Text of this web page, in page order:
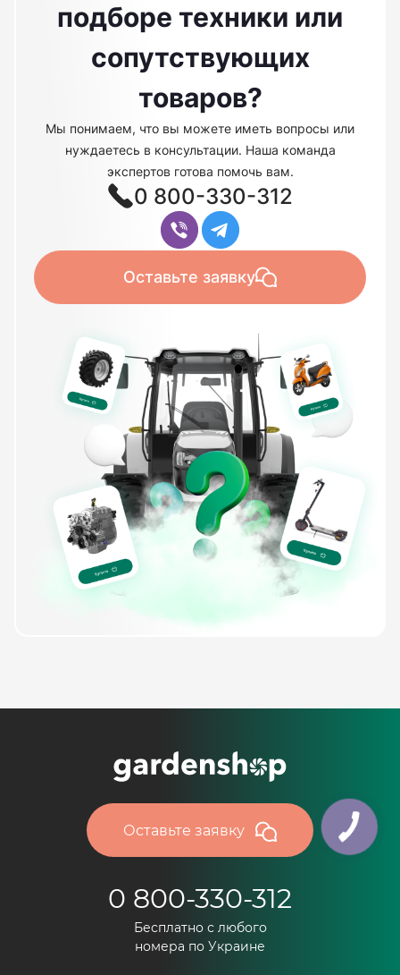
подборе техники или
сопутствующих
товаров?
Мы понимаем, что вы можете иметь вопросы или
нуждаетесь в консультации. Наша команда
экспертов готова помочь вам.
0 800-330-312
Оставьте заявку
Оставьте заявку
0 800-330-312
Бесплатно с любого
номера по Украине